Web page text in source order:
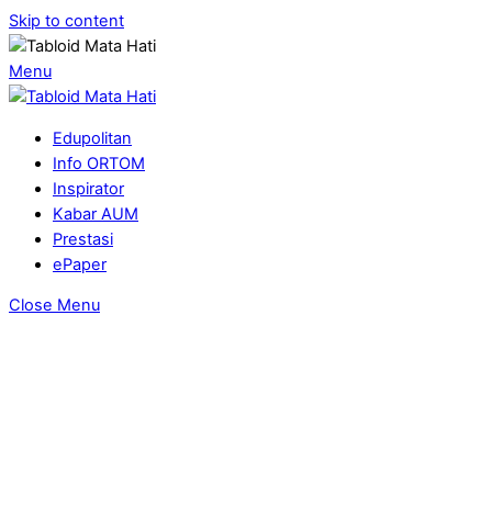
Skip to content
Menu
Edupolitan
Info ORTOM
Inspirator
Kabar AUM
Prestasi
ePaper
Close Menu